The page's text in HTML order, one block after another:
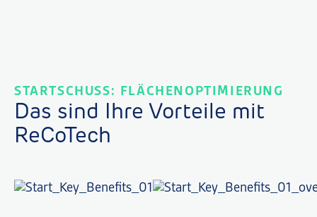
STARTSCHUSS: FLÄCHENOPTIMIERUNG
Das sind Ihre Vorteile mit
ReCoTech